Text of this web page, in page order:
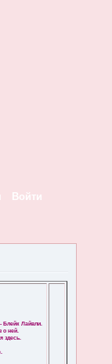
Войти
Блейк Лайвли.
о ней.
здесь.